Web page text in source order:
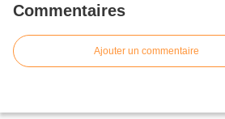
Commentaires
Ajouter un commentaire